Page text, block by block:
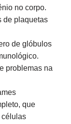
no corpo.
de plaquetas
de glóbulos
problemas na
que
células